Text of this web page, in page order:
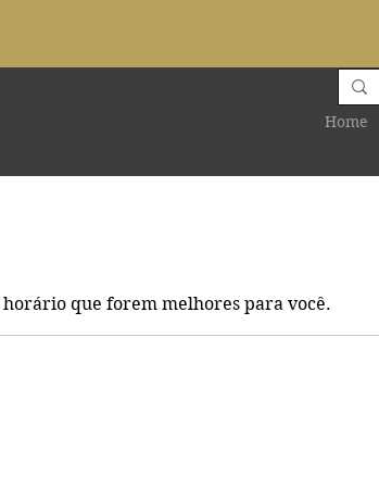
Home
que forem melhores para você.